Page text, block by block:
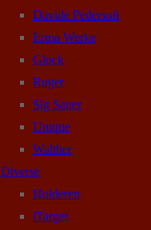
Davide Pedersoli
Erma Werke
Glock
Ruger
Sig Sauer
Unique
Walther
Diverse
Holderen
iTarget